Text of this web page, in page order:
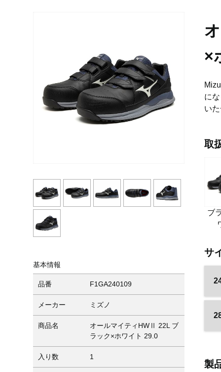
基本情報
品番 F1GA240109
メーカー ミズノ
商品名
オールマイティHWⅡ 22L ブ
ラック×ホワイト 29.0
入り数 1
×
に
い
取
ブ
サ
製